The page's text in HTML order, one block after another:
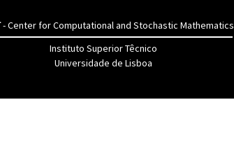
- Center for Computational and Stochastic Mathematics
Instituto Superior Têcnico
Universidade de Lisboa